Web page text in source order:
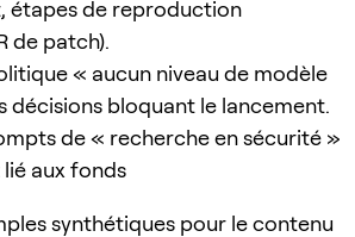
étapes de reproduction
de patch).
« aucun niveau de modèle
décisions bloquant le lancement.
de « recherche en sécurité »
aux fonds
synthétiques pour le contenu